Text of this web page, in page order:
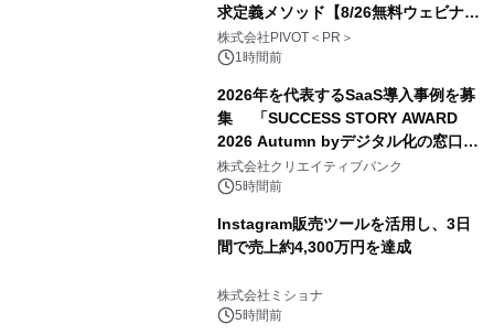
求定義メソッド【8/26無料ウェビナ
ー】株式会社PIVOT
株式会社PIVOT＜PR＞
1時間前
2026年を代表するSaaS導入事例を募
集 「SUCCESS STORY AWARD
2026 Autumn byデジタル化の窓口」
開催
株式会社クリエイティブバンク
5時間前
Instagram販売ツールを活用し、3日
間で売上約4,300万円を達成
株式会社ミショナ
5時間前